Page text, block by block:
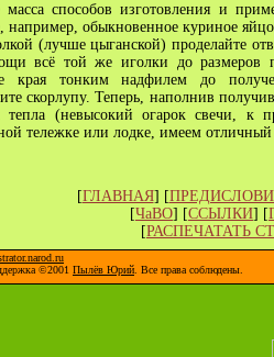
способов изготовления и
например, обыкновенное куриное
(лучше цыганской) проделайте
всё той же иголки до
края тонким надфилем до
скорлупу. Теперь, наполнив
тепла (невысокий огарок свечи, к
тележке или лодке, имеем отличный
[ГЛАВНАЯ] [
[ЧаВО] [ССЫЛКИ] [
[РАСПЕЧАТАТЬ
©2001 Пылёв Юрий . Все права соблюдены.